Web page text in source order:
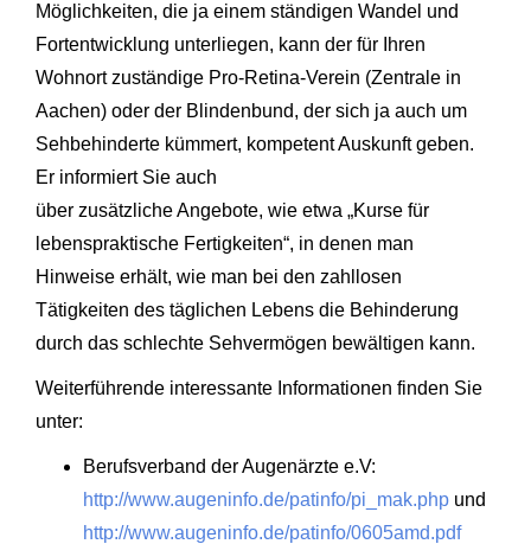
Möglichkeiten, die ja einem ständigen Wandel und
Fortentwicklung unterliegen, kann der für Ihren
Wohnort zuständige Pro-Retina-Verein (Zentrale in
Aachen) oder der Blindenbund, der sich ja auch um
Sehbehinderte kümmert, kompetent Auskunft geben.
Er informiert Sie auch
über zusätzliche Angebote, wie etwa „Kurse für
lebenspraktische Fertigkeiten“, in denen man
Hinweise erhält, wie man bei den zahllosen
Tätigkeiten des täglichen Lebens die Behinderung
durch das schlechte Sehvermögen bewältigen kann.
Weiterführende interessante Informationen finden Sie
unter:
Berufsverband der Augenärzte e.V:
http://www.augeninfo.de/patinfo/pi_mak.php und
http://www.augeninfo.de/patinfo/0605amd.pdf